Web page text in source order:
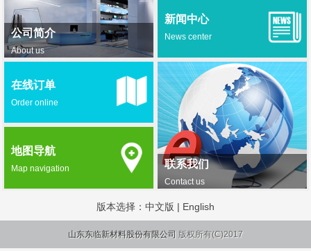
公司简介
About us
新闻中心
News center
联系我们
Contact us
在线订单
Order online
地图导航
Map navigation
版本选择： 中文版 | English
山东东临新材料股份有限公司 版权所有(C)2017